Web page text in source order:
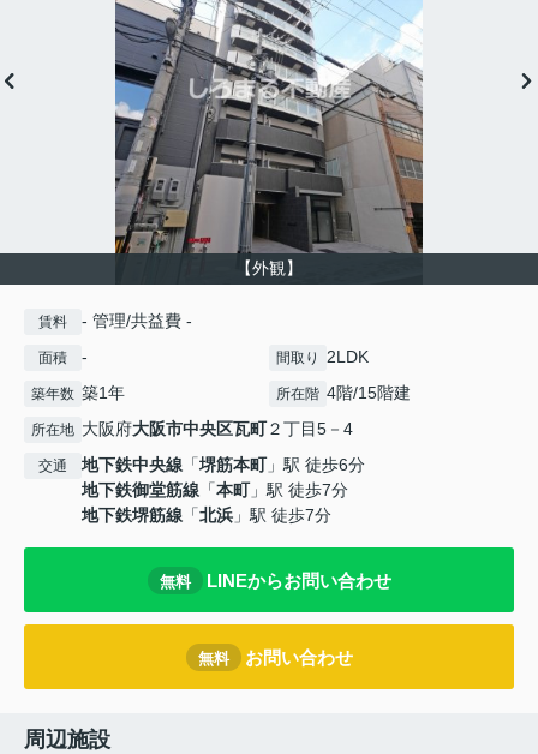
【外観】
賃料 - 管理/共益費 -
面積 - 間取り 2LDK
築年数 築1年 所在階 4階/15階建
所在地 大阪府大阪市中央区瓦町２丁目5－4
交通 地下鉄中央線 「堺筋本町」駅 徒歩6分
地下鉄御堂筋線 「本町」駅 徒歩7分
地下鉄堺筋線 「北浜 」駅 徒歩7分
無料 LINEからお問い合わせ
無料 お問い合わせ
周辺施設